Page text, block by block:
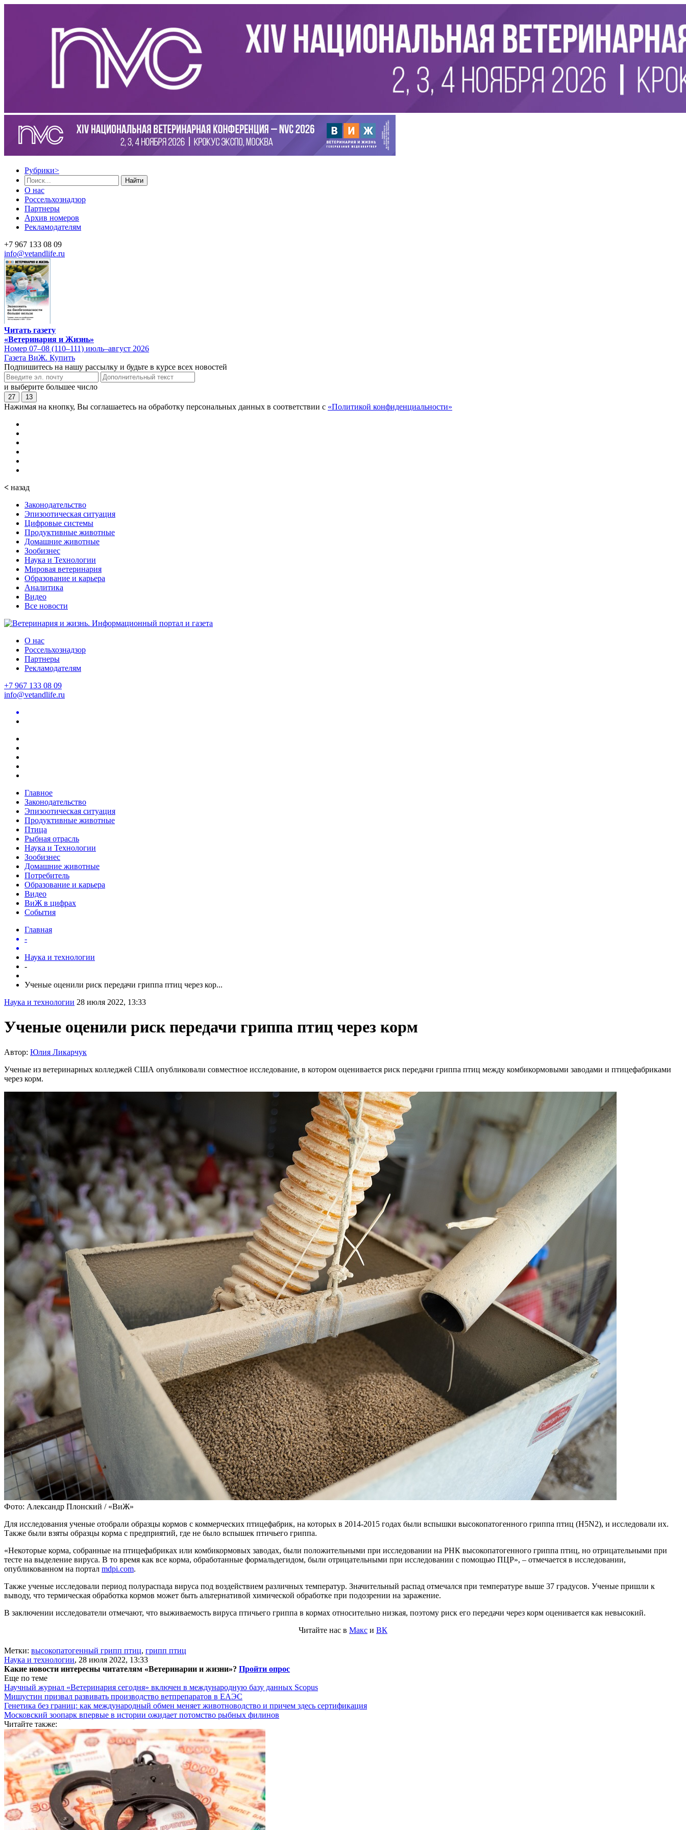
Рубрики>
Найти
О нас
Россельхознадзор
Партнеры
Архив номеров
Рекламодателям
+7 967 133 08 09
info@vetandlife.ru
Читать газету
«Ветеринария и Жизнь»
Номер 07–08 (110–111) июль–август 2026
Газета ВиЖ. Купить
Подпишитесь на нашу рассылку и будьте в курсе всех новостей
и выберите большее число
27 13
Нажимая на кнопку, Вы соглашаетесь на обработку персональных данных в соответствии с «Политикой конфиденциальности»
< назад
Законодательство
Эпизоотическая ситуация
Цифровые системы
Продуктивные животные
Домашние животные
Зообизнес
Наука и Технологии
Мировая ветеринария
Образование и карьера
Аналитика
Видео
Все новости
О нас
Россельхознадзор
Партнеры
Рекламодателям
+7 967 133 08 09
info@vetandlife.ru
Главное
Законодательство
Эпизоотическая ситуация
Продуктивные животные
Птица
Рыбная отрасль
Наука и Технологии
Зообизнес
Домашние животные
Потребитель
Образование и карьера
Видео
ВиЖ в цифрах
События
Главная
-
Наука и технологии
-
Ученые оценили риск передачи гриппа птиц через кор...
Наука и технологии 28 июля 2022, 13:33
Ученые оценили риск передачи гриппа птиц через корм
Автор: Юлия Ликарчук
Ученые из ветеринарных колледжей США опубликовали совместное исследование, в котором оценивается риск передачи гриппа птиц между комбикормовыми заводами и птицефабриками
через корм.
Фото: Александр Плонский / «ВиЖ»
Для исследования ученые отобрали образцы кормов с коммерческих птицефабрик, на которых в 2014-2015 годах были вспышки высокопатогенного гриппа птиц (H5N2), и исследовали их.
Также были взяты образцы корма с предприятий, где не было вспышек птичьего гриппа.
«Некоторые корма, собранные на птицефабриках или комбикормовых заводах, были положительными при исследовании на РНК высокопатогенного гриппа птиц, но отрицательными при
тесте на выделение вируса. В то время как все корма, обработанные формальдегидом, были отрицательными при исследовании с помощью ПЦР», – отмечается в исследовании,
опубликованном на портал mdpi.com.
Также ученые исследовали период полураспада вируса под воздействием различных температур. Значительный распад отмечался при температуре выше 37 градусов. Ученые пришли к
выводу, что термическая обработка кормов может быть альтернативой химической обработке при подозрении на заражение.
В заключении исследователи отмечают, что выживаемость вируса птичьего гриппа в кормах относительно низкая, поэтому риск его передачи через корм оценивается как невысокий.
Читайте нас в Макс и ВК
Метки: высокопатогенный грипп птиц, грипп птиц
Наука и технологии, 28 июля 2022, 13:33
Какие новости интересны читателям «Ветеринарии и жизни»? Пройти опрос
Еще по теме
Научный журнал «Ветеринария сегодня» включен в международную базу данных Scopus
Мишустин призвал развивать производство ветпрепаратов в ЕАЭС
Генетика без границ: как международный обмен меняет животноводство и причем здесь сертификация
Московский зоопарк впервые в истории ожидает потомство рыбных филинов
Читайте также: